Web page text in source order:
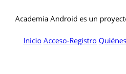
Academia Android es un
Inicio Acceso-Registro